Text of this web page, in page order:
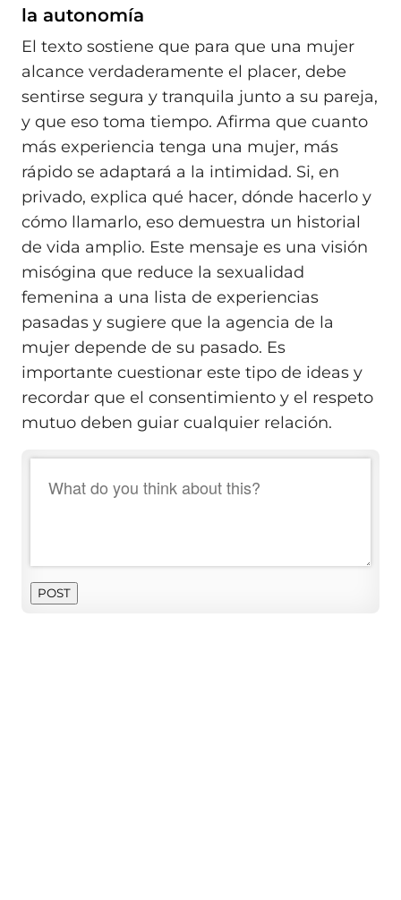
la autonomía
El texto sostiene que para que una mujer
alcance verdaderamente el placer, debe
sentirse segura y tranquila junto a su pareja,
y que eso toma tiempo. Afirma que cuanto
más experiencia tenga una mujer, más
rápido se adaptará a la intimidad. Si, en
privado, explica qué hacer, dónde hacerlo y
cómo llamarlo, eso demuestra un historial
de vida amplio. Este mensaje es una visión
misógina que reduce la sexualidad
femenina a una lista de experiencias
pasadas y sugiere que la agencia de la
mujer depende de su pasado. Es
importante cuestionar este tipo de ideas y
recordar que el consentimiento y el respeto
mutuo deben guiar cualquier relación.
POST